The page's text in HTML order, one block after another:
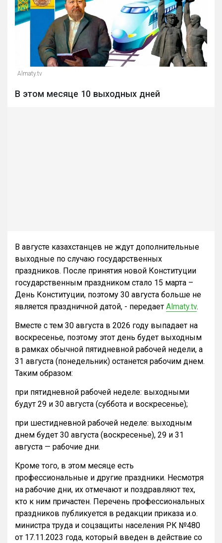
Almaty.tv
В этом месяце 10 выходных дней
В августе казахстанцев не ждут дополнительные
выходные по случаю государственных
праздников. После принятия новой Конституции
государственным праздником стало 15 марта –
День Конституции, поэтому 30 августа больше не
является праздничной датой, - передает Almaty.tv.
Вместе с тем 30 августа в 2026 году выпадает на
воскресенье, поэтому этот день будет выходным
в рамках обычной пятидневной рабочей недели, а
31 августа (понедельник) останется рабочим днем.
Таким образом:
при пятидневной рабочей неделе: выходными
будут 29 и 30 августа (суббота и воскресенье);
при шестидневной рабочей неделе: выходным
днем будет 30 августа (воскресенье), 29 и 31
августа — рабочие дни.
Кроме того, в этом месяце есть
профессиональные и другие праздники. Несмотря
на рабочие дни, их отмечают и поздравляют тех,
кто к ним причастен. Перечень профессиональных
праздников публикуется в редакции приказа и.о.
министра труда и соцзащиты населения РК №480
от 17.11.2023 года, который введен в действие со